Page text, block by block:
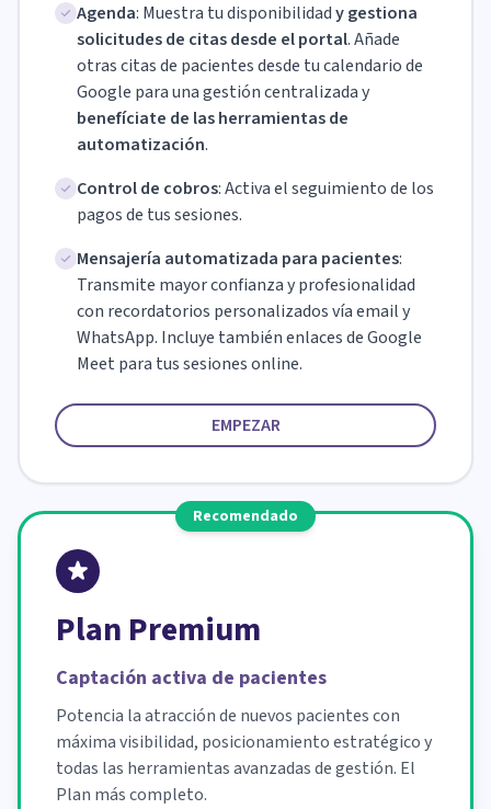
Agenda: Muestra tu disponibilidady gestiona
solicitudes de citas desde el portal. Añade
otras citas de pacientes desde tu calendario de
Google para una gestión centralizada y
benefíciate de las herramientas de
automatización.
Control de cobros: Activa el seguimiento de los
pagos de tus sesiones.
Mensajería automatizada para pacientes:
Transmite mayor confianza y profesionalidad
con recordatorios personalizados vía email y
WhatsApp. Incluye también enlaces de Google
Meet para tus sesiones online.
EMPEZAR
Recomendado
Plan Premium
Captación activa de pacientes
Potencia la atracción de nuevos pacientes con
máxima visibilidad, posicionamiento estratégico y
todas las herramientas avanzadas de gestión. El
Plan más completo.